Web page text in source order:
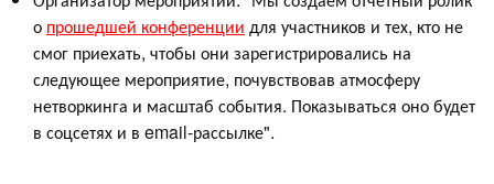
о прошедшей конференции для участников и тех, кто не
смог приехать, чтобы они зарегистрировались на
следующее мероприятие, почувствовав атмосферу
нетворкинга и масштаб события. Показываться оно будет
в соцсетях и в email-рассылке".